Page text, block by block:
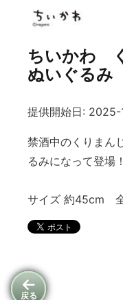
戻る
ちいかわ
ぬいぐるみ
提供開始日:
禁酒中のくりまん
るみになって登場！
サイズ 約45cm